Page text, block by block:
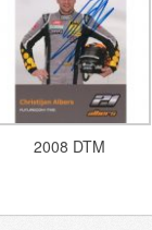
2008 DTM